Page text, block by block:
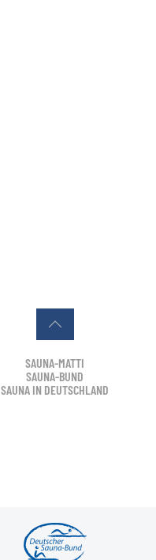
SAUNA-MATTI
SAUNA-BUND
SAUNA IN DEUTSCHLAND